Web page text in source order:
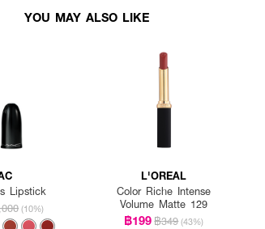
YOU MAY ALSO LIKE
Lipstick
(10%)
L'OREAL
Color Riche Intense
Volume Matte 129
฿199฿349 (43%)